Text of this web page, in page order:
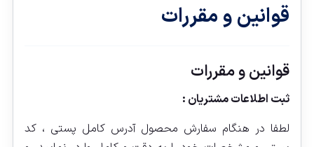
قوانین و مقررات
قوانین و مقررات
ثبت اطلاعات مشتريان :
لطفا در هنگام سفارش محصول آدرس کامل پستی ، کد